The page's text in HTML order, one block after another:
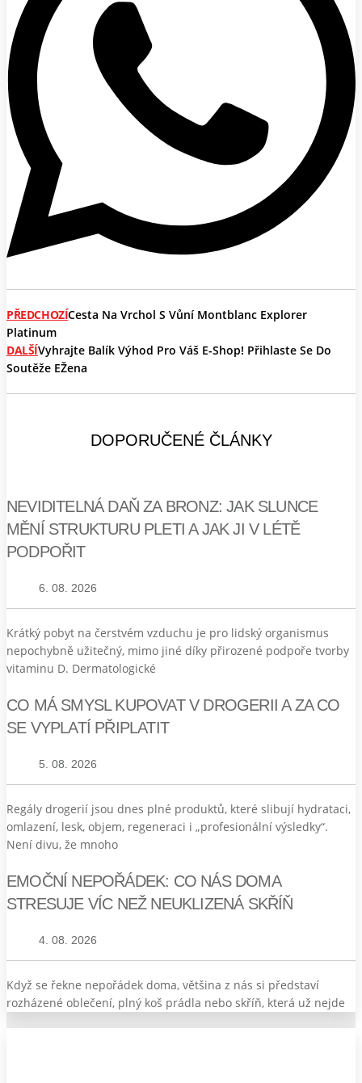
PŘEDCHOZÍCesta Na Vrchol S Vůní Montblanc Explorer
Platinum
DALŠÍVyhrajte Balík Výhod Pro Váš E-Shop! Přihlaste Se Do
Soutěže EŽena
DOPORUČENÉ ČLÁNKY
NEVIDITELNÁ DAŇ ZA BRONZ: JAK SLUNCE
MĚNÍ STRUKTURU PLETI A JAK JI V LÉTĚ
PODPOŘIT
6. 08. 2026
Krátký pobyt na čerstvém vzduchu je pro lidský organismus
nepochybně užitečný, mimo jiné díky přirozené podpoře tvorby
vitaminu D. Dermatologické
CO MÁ SMYSL KUPOVAT V DROGERII A ZA CO
SE VYPLATÍ PŘIPLATIT
5. 08. 2026
Regály drogerií jsou dnes plné produktů, které slibují hydrataci,
omlazení, lesk, objem, regeneraci i „profesionální výsledky“.
Není divu, že mnoho
EMOČNÍ NEPOŘÁDEK: CO NÁS DOMA
STRESUJE VÍC NEŽ NEUKLIZENÁ SKŘÍŇ
4. 08. 2026
Když se řekne nepořádek doma, většina z nás si představí
rozházené oblečení, plný koš prádla nebo skříň, která už nejde